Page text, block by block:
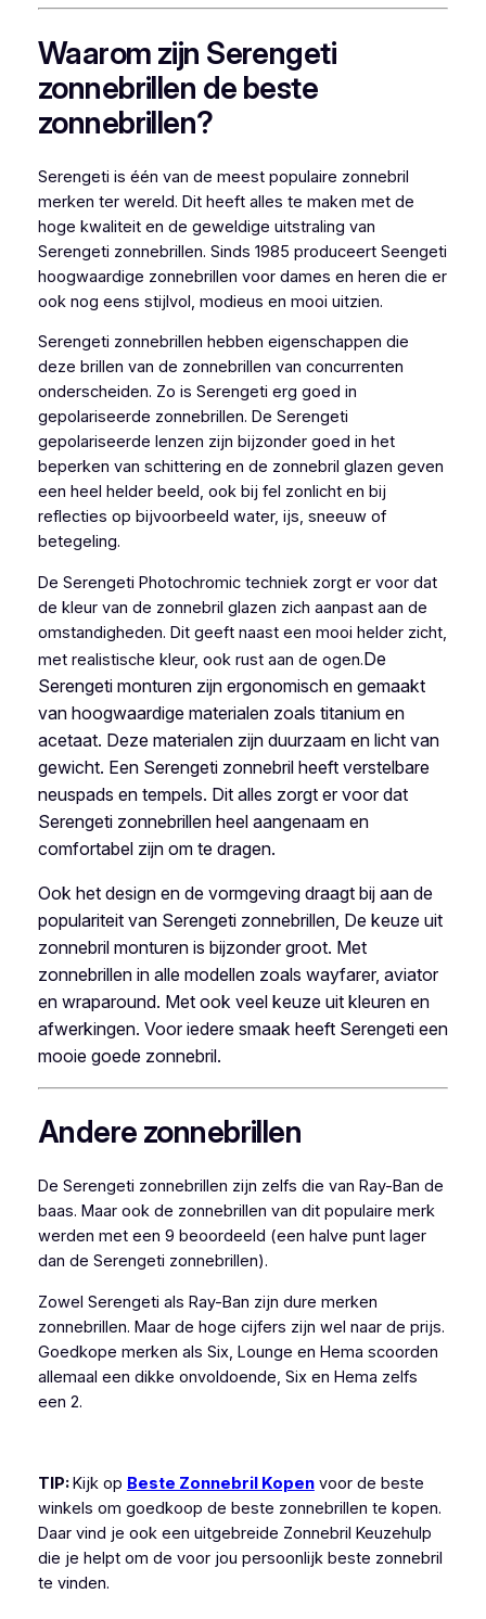
Waarom zijn Serengeti
zonnebrillen de beste
zonnebrillen?
Serengeti is één van de meest populaire zonnebril
merken ter wereld. Dit heeft alles te maken met de
hoge kwaliteit en de geweldige uitstraling van
Serengeti zonnebrillen. Sinds 1985 produceert Seengeti
hoogwaardige zonnebrillen voor dames en heren die er
ook nog eens stijlvol, modieus en mooi uitzien.
Serengeti zonnebrillen hebben eigenschappen die
deze brillen van de zonnebrillen van concurrenten
onderscheiden. Zo is Serengeti erg goed in
gepolariseerde zonnebrillen. De Serengeti
gepolariseerde lenzen zijn bijzonder goed in het
beperken van schittering en de zonnebril glazen geven
een heel helder beeld, ook bij fel zonlicht en bij
reflecties op bijvoorbeeld water, ijs, sneeuw of
betegeling.
De Serengeti Photochromic techniek zorgt er voor dat
de kleur van de zonnebril glazen zich aanpast aan de
omstandigheden. Dit geeft naast een mooi helder zicht,
met realistische kleur, ook rust aan de ogen.De
Serengeti monturen zijn ergonomisch en gemaakt
van hoogwaardige materialen zoals titanium en
acetaat. Deze materialen zijn duurzaam en licht van
gewicht. Een Serengeti zonnebril heeft verstelbare
neuspads en tempels. Dit alles zorgt er voor dat
Serengeti zonnebrillen heel aangenaam en
comfortabel zijn om te dragen.
Ook het design en de vormgeving draagt bij aan de
populariteit van Serengeti zonnebrillen, De keuze uit
zonnebril monturen is bijzonder groot. Met
zonnebrillen in alle modellen zoals wayfarer, aviator
en wraparound. Met ook veel keuze uit kleuren en
afwerkingen. Voor iedere smaak heeft Serengeti een
mooie goede zonnebril.
Andere zonnebrillen
De Serengeti zonnebrillen zijn zelfs die van Ray-Ban de
baas. Maar ook de zonnebrillen van dit populaire merk
werden met een 9 beoordeeld (een halve punt lager
dan de Serengeti zonnebrillen).
Zowel Serengeti als Ray-Ban zijn dure merken
zonnebrillen. Maar de hoge cijfers zijn wel naar de prijs.
Goedkope merken als Six, Lounge en Hema scoorden
allemaal een dikke onvoldoende, Six en Hema zelfs
een 2.
TIP:Kijk op Beste Zonnebril Kopenvoor de beste
winkels om goedkoop de beste zonnebrillen te kopen.
Daar vind je ook een uitgebreide Zonnebril Keuzehulp
die je helpt om de voor jou persoonlijk beste zonnebril
te vinden.